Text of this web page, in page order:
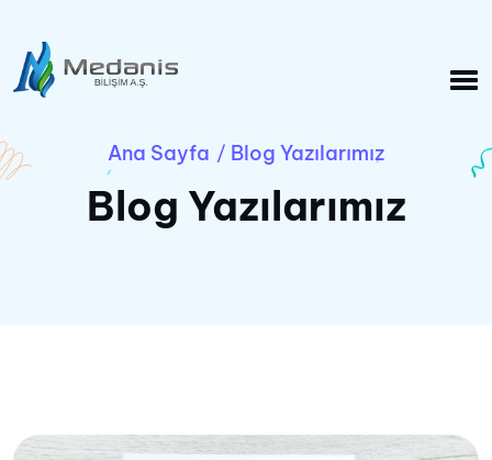
Ana Sayfa / Blog Yazılarımız
Blog Yazılarımız